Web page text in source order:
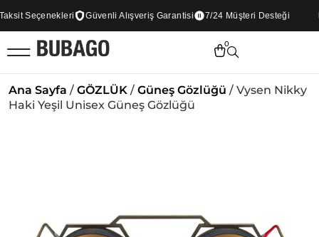
Seçenekleri Güvenli Alışveriş Garantisi 7/24 Müşteri Desteği
0
Ana Sayfa / GÖZLÜK / Güneş Gözlüğü / Vysen Nikky
Haki Yeşil Unisex Güneş Gözlüğü